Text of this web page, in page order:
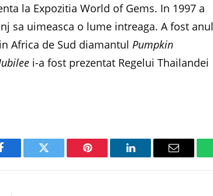
la Expozitia World of Gems. In 1997 a
sa uimeasca o lume intreaga. A fost anul
Africa de Sud diamantulPumpkin
i-a fost prezentat Regelui Thailandei
Facebook Twitter Pinterest LinkedIn Email